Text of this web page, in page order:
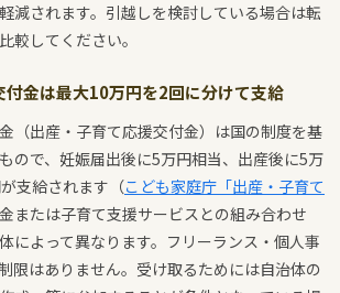
減されます。引越しを検討している場合は転
較してください。
付金は最大10万円を2回に分けて支給
（出産・子育て応援交付金）は国の制度を基
ので、妊娠届出後に5万円相当、出産後に5万
支給されます（こども家庭庁「出産・子育て
または子育て支援サービスとの組み合わせ
によって異なります。フリーランス・個人事
限はありません。受け取るためには自治体の